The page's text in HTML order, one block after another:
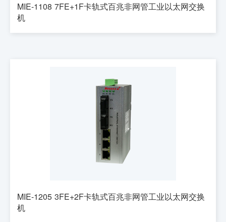
MIE-1108 7FE+1F卡轨式百兆非网管工业以太网交换
机
MIE-1205 3FE+2F卡轨式百兆非网管工业以太网交换
机